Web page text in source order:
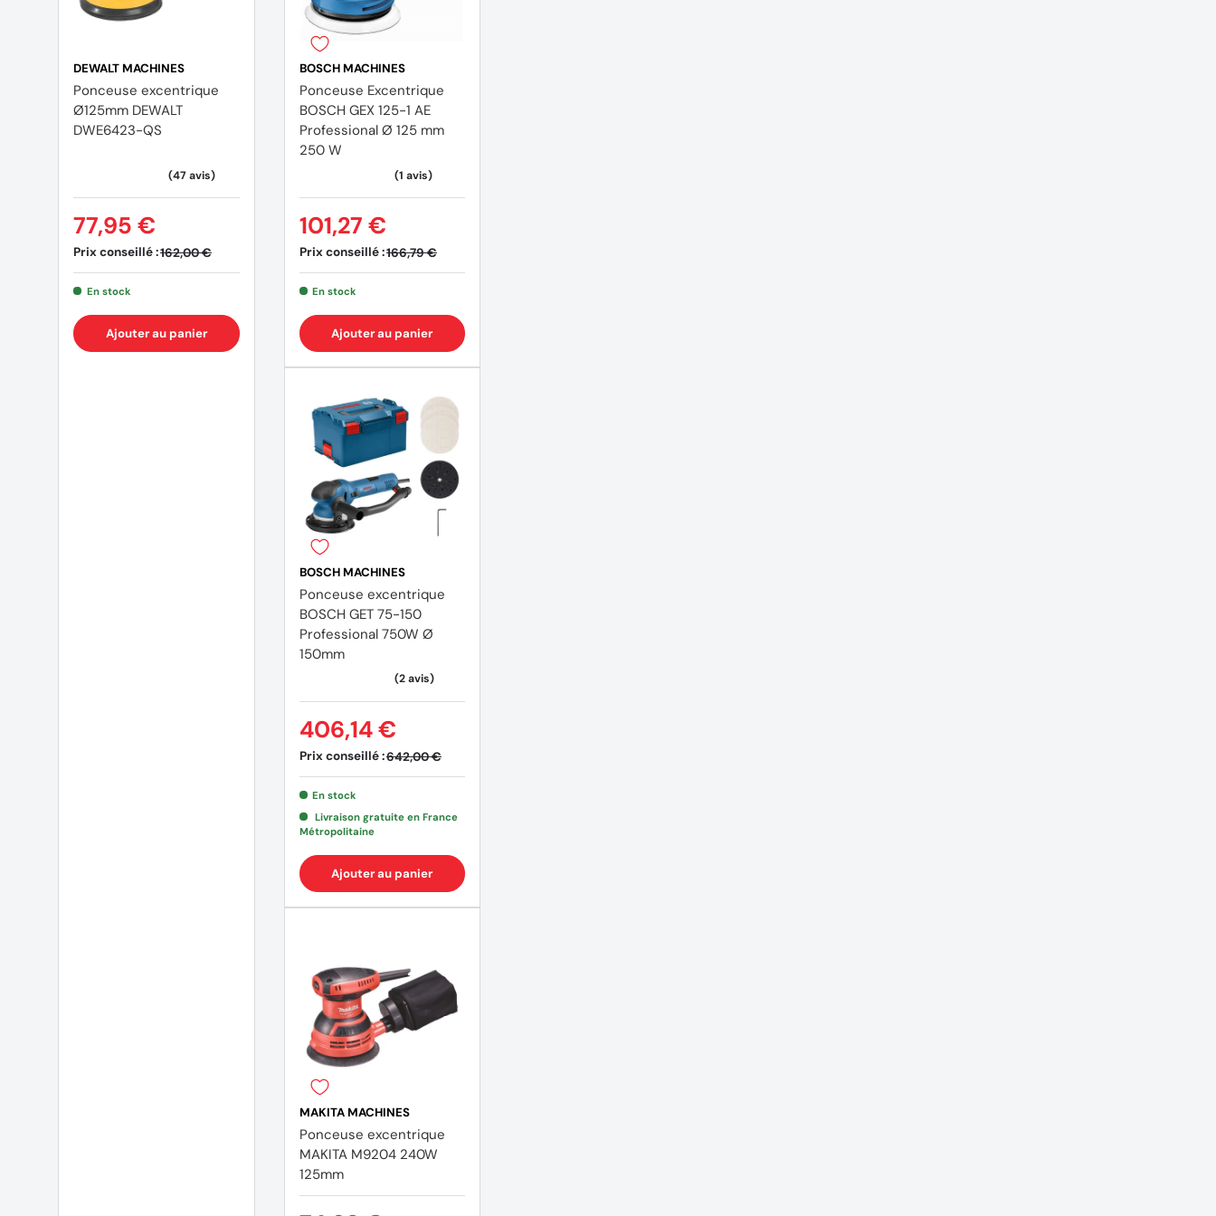
Longueur de câble : 4.3 m
Vibration
Poncer des surfaces : 3.4 m/s²
Émission acoustique
Niveau sonore : 71 dB(A)
Niveau de puissance acoustique (LwA) : 82 dB(A)
Incertitude de mesure K : 2 dB(A)
Plateau abrasif “multi-hole” avec fixation auto-agrippante
DEWALT MACHINES
Ponceuse excentrique
Ø125mm DEWALT
DWE6423-QS
Prix conseillé :162,00 €
77,95 €
En stock
Ajouter au panier
BOSCH MACHINES
Ponceuse Excentrique
BOSCH GEX 125-1 AE
Professional Ø 125 mm
250 W
Prix conseillé :166,79 €
101,27 €
En stock
Ajouter au panier
BOSCH MACHINES
Ponceuse excentrique
BOSCH GET 75-150
Professional 750W Ø
150mm
Prix conseillé :642,00 €
406,14 €
En stock
Livraison gratuite en France
Métropolitaine
Ajouter au panier
MAKITA MACHINES
Ponceuse excentrique
MAKITA M9204 240W
125mm